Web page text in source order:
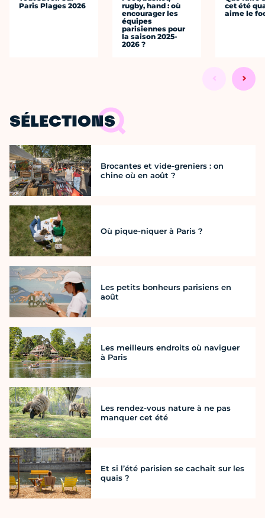
Paris Plages 2026
rugby, hand : où
encourager les
équipes
parisiennes pour
la saison 2025-
2026 ?
cet été
aime le
SÉLECTIONS
Brocantes et vide-greniers : on
chine où en août ?
Où pique-niquer à Paris ?
Les petits bonheurs parisiens en
août
Les meilleurs endroits où naviguer
à Paris
Les rendez-vous nature à ne pas
manquer cet été
Et si l’été parisien se cachait sur les
quais ?